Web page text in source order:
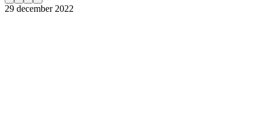
29 december 2022